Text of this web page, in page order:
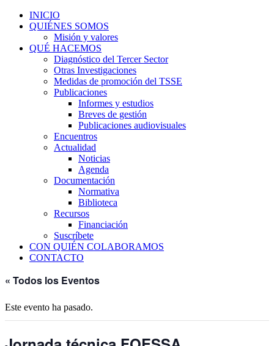
INICIO
QUIÉNES SOMOS
Misión y valores
QUÉ HACEMOS
Diagnóstico del Tercer Sector
Otras Investigaciones
Medidas de promoción del TSSE
Publicaciones
Informes y estudios
Breves de gestión
Publicaciones audiovisuales
Encuentros
Actualidad
Noticias
Agenda
Documentación
Normativa
Biblioteca
Recursos
Financiación
Suscríbete
CON QUIÉN COLABORAMOS
CONTACTO
« Todos los Eventos
Este evento ha pasado.